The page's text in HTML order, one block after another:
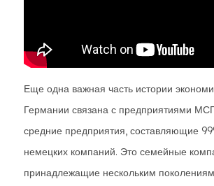
Еще одна важная часть истории
Германии связана с предприятиями
средние предприятия, составляющие
немецких компаний. Это семейные
принадлежащие нескольким